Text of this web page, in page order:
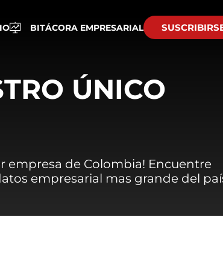
BITÁCORA EMPRESARIAL
ÚNICO
empresa de Colombia! Encuentre
empresarial mas grande del